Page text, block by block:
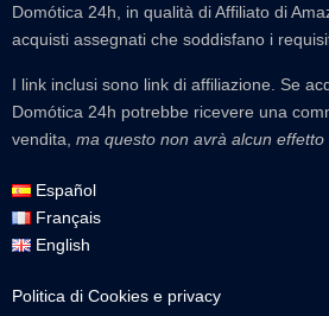
Domótica 24h, in qualità di Affiliato di
acquisti assegnati che soddisfano i
I link inclusi sono link di affiliazione. Se
Domótica 24h potrebbe ricevere una
vendita, ma questo non avrà alcun effetto
Español
Français
English
Politica di Cookies e privacy